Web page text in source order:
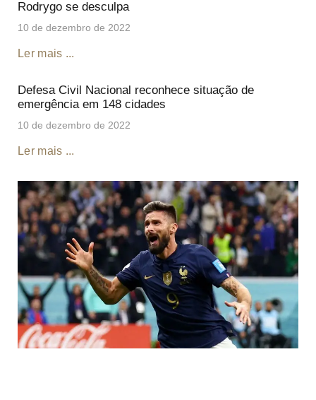
Rodrygo se desculpa
10 de dezembro de 2022
Ler mais ...
Defesa Civil Nacional reconhece situação de
emergência em 148 cidades
10 de dezembro de 2022
Ler mais ...